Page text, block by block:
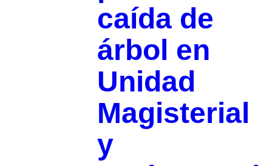
caída de
árbol en
Unidad
Magisterial
y